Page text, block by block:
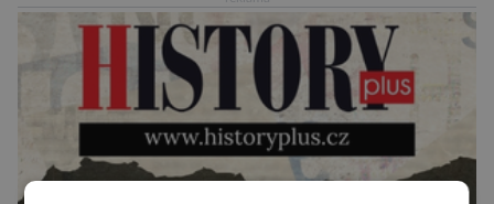
hmyzu. Takové vosičky jsou dosti malé, […]